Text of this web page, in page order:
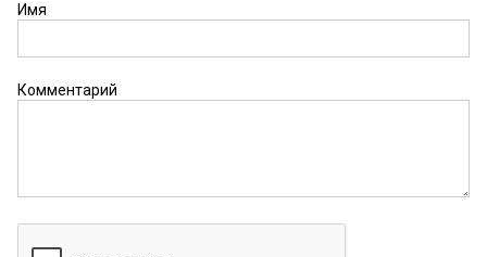
Имя
Комментарий